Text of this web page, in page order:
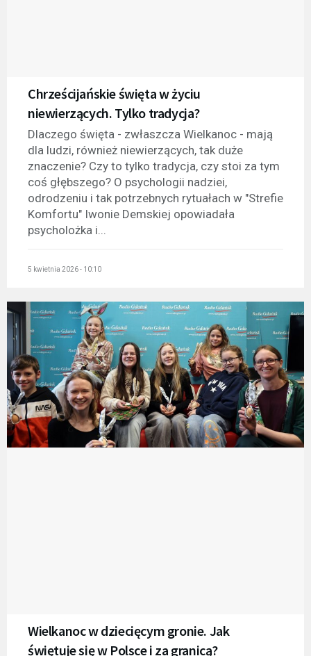
Chrześcijańskie święta w życiu
niewierzących. Tylko tradycja?
Dlaczego święta - zwłaszcza Wielkanoc - mają
dla ludzi, również niewierzących, tak duże
znaczenie? Czy to tylko tradycja, czy stoi za tym
coś głębszego? O psychologii nadziei,
odrodzeniu i tak potrzebnych rytuałach w "Strefie
Komfortu" Iwonie Demskiej opowiadała
psycholożka i...
5 kwietnia 2026 - 10:10
Wielkanoc w dziecięcym gronie. Jak
świętuje się w Polsce i za granicą?